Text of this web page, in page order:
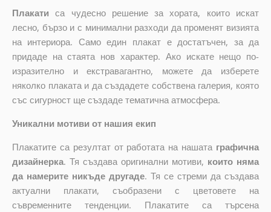
Плакати са чудесно решение за хората, които искат
лесно, бързо и с минимални разходи да променят визията
на интериора. Само един плакат е достатъчен, за да
придаде на стаята нов характер. Ако искате нещо по-
изразително и екстравагантно, можете да изберете
няколко плаката и да създадете собствена галерия, която
със сигурност ще създаде тематична атмосфера.
Уникални мотиви от нашия екип
Плакатите са резултат от работата на нашата графична
дизайнерка. Тя създава оригинални мотиви, които няма
да намерите никъде другаде. Тя се стреми да създава
актуални плакати, съобразени с цветовете на
съвременните тенденции. Плакатите са търсена